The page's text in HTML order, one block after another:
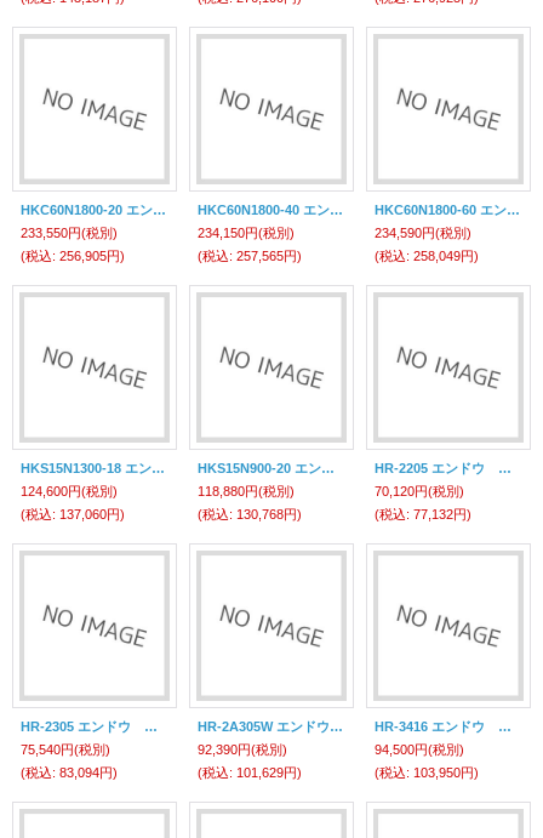
HKC60N1800-20 エンドウ ハンリョクキュウシュウバランサー 遠藤工業(ENDO)
233,550円(税別)
(税込: 256,905円)
HKC60N1800-40 エンドウ ハンリョクキュウシュウバランサー 遠藤工業(ENDO)
234,150円(税別)
(税込: 257,565円)
HKC60N1800-60 エンドウ ハンリョクキュウシュウバランサー 遠藤工業(ENDO)
234,590円(税別)
(税込: 258,049円)
HKS15N1300-18 エンドウ ハンリョクキュウシュウバランサー 遠藤工業(ENDO)
124,600円(税別)
(税込: 137,060円)
HKS15N900-20 エンドウ ハンリョクキュウシュウバランサー 遠藤工業(ENDO)
118,880円(税別)
(税込: 130,768円)
HR-2205 エンドウ ホースリール ＨＲ－２２０５ （ホースリール） 遠藤工業(ENDO)
70,120円(税別)
(税込: 77,132円)
HR-2305 エンドウ ホースリール ＨＲ－２３０５ （ホースリール） 遠藤工業(ENDO)
75,540円(税別)
(税込: 83,094円)
HR-2A305W エンドウ ホースリール ＨＲ－２Ａ３０５Ｗ （ホースリール） 遠藤工業(ENDO)
92,390円(税別)
(税込: 101,629円)
HR-3416 エンドウ ホースリール ＨＲ－３４１６ （ホースリール） 遠藤工業(ENDO)
94,500円(税別)
(税込: 103,950円)